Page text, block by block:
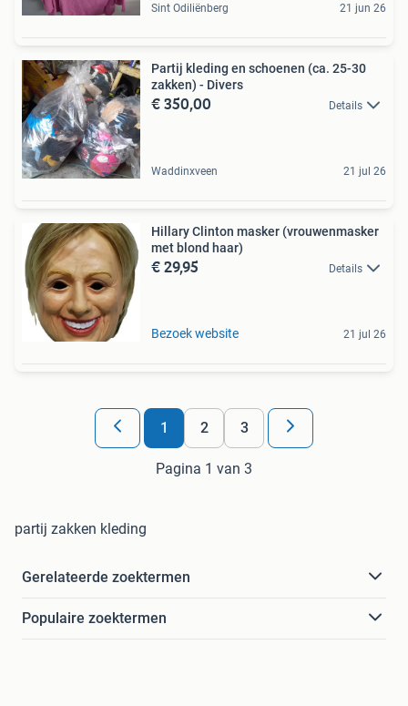
Sint Odiliënberg 21 jun 26
Partij kleding en schoenen (ca. 25-30
zakken) - Divers
€ 350,00 Details
Waddinxveen 21 jul 26
Hillary Clinton masker (vrouwenmasker
met blond haar)
€ 29,95 Details
Bezoek website 21 jul 26
1 2 3
Pagina 1 van 3
partij zakken kleding
Gerelateerde zoektermen
Populaire zoektermen